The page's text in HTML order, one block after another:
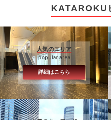
KATAROKU
人気のエリア
popular area
詳細はこちら